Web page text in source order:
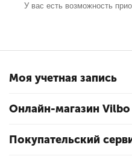
У вас есть возможность
Моя учетная запись
Онлайн-магазин Vilbo
Покупательский